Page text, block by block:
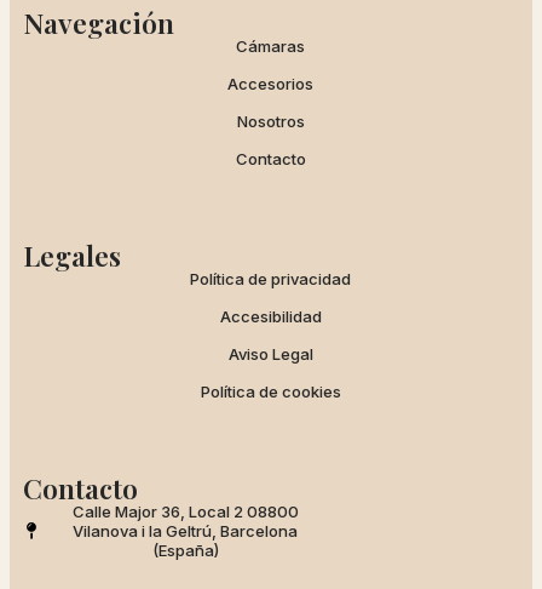
Navegación
Cámaras
Accesorios
Nosotros
Contacto
Legales
Política de privacidad
Accesibilidad
Aviso Legal
Política de cookies
Contacto
Calle Major 36, Local 2 08800
Vilanova i la Geltrú, Barcelona
(España)